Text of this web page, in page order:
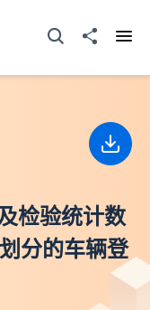
打开搜寻器分享至
检验统计数
分的车辆登
下载